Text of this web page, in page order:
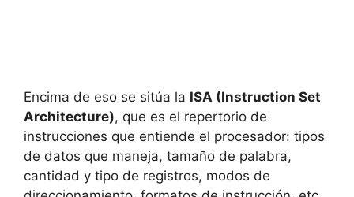
Encima de eso se sitúa la ISA (Instruction Set
Architecture), que es el repertorio de
instrucciones que entiende el procesador: tipos
de datos que maneja, tamaño de palabra,
cantidad y tipo de registros, modos de